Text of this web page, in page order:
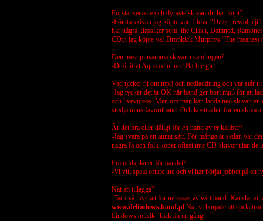
Första, senaste och dyraste skivan du har köpt?
-Första skivan jag köpte var T love “Dzieci
har några klassiker som the Clash, Damned,
CD:n jag köpte var Dropkick Murphys “The meanest
Den mest pinsamma skivan i samlingen?
-Definitivt Aqua cd:n med Barbie girl
Vad tycker ni om mp3 och nedladdning och var står
-Jag tycker det är OK när band ger bort mp3 för att
och livevideos. Men om man kan ladda ned skivan
stödja mina favoritband. Och kostnaden för en skiva
Är det bra eller dåligt för ett band av er kaliber?
-Jag svara på ett annat sätt. För många år sedan var
några få och folk köper oftast inte CD-skivor utan de
Framtidsplaner för bandet?
-Vi vill spela oftare ute och vi har börjat jobbet på en
Nåt att tillägga?
-Tack så mycket för intresset av vårt band. Kanske vi
www.delindows.band.pl När vi började att spela
Lindows musik. Tack än en gång.